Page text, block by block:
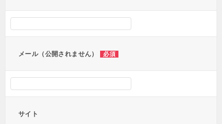
ョ
メール（公開されません） 必須
サイト